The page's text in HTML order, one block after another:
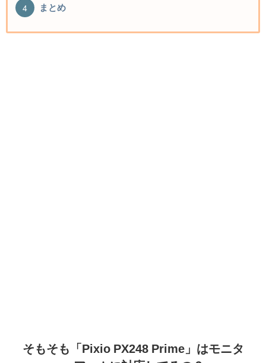
まとめ
そもそも「Pixio PX248 Prime」はモニタ